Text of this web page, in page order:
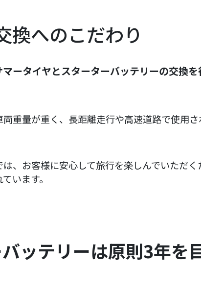
換へのこだわり
ータイヤとスターターバッテリーの交換を
重量が重く、長距離走行や高速道路で使用さ
、お客様に安心して旅行を楽しんでいただく
います。
バッテリーは原則3年を